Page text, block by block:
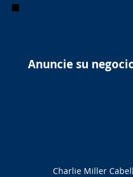
Anuncie su
Charlie Miller